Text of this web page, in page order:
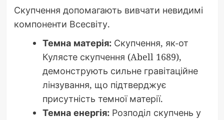
Скупчення допомагають вивчати невидимі
компоненти Всесвіту.
Темна матерія:Скупчення, як-от
Кулясте скупчення (Abell 1689),
демонструють сильне гравітаційне
лінзування, що підтверджує
присутність темної матерії.
Темна енергія:Розподіл скупчень у